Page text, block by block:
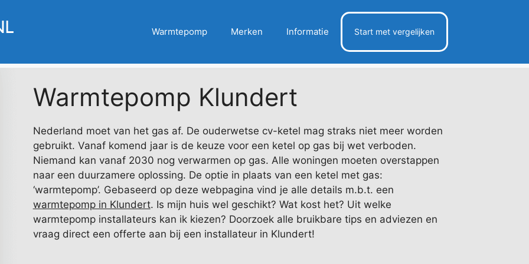
Warmtepomp Merken Informatie Start met vergelijken
Warmtepomp Klundert
Nederland moet van het gas af. De ouderwetse cv-ketel mag straks niet meer worden
gebruikt. Vanaf komend jaar is de keuze voor een ketel op gas bij wet verboden.
Niemand kan vanaf 2030 nog verwarmen op gas. Alle woningen moeten overstappen
naar een duurzamere oplossing. De optie in plaats van een ketel met gas:
‘warmtepomp’. Gebaseerd op deze webpagina vind je alle details m.b.t. een
warmtepomp in Klundert. Is mijn huis wel geschikt? Wat kost het? Uit welke
warmtepomp installateurs kan ik kiezen? Doorzoek alle bruikbare tips en adviezen en
vraag direct een offerte aan bij een installateur in Klundert!